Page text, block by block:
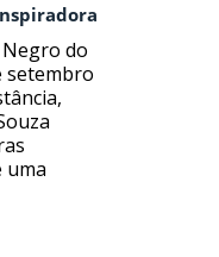
do
setembro
uma